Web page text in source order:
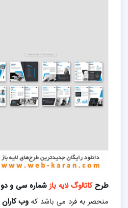
طرحکاتالوگ لایه بازشماره سی و دو
منحصر به فرد می باشد که وب کاران